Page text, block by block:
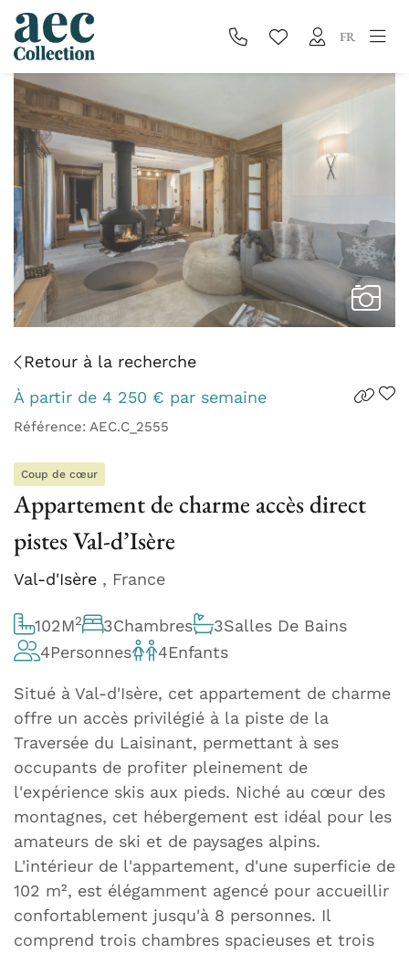
FR
Retour à la recherche
À partir de 4 250 € par semaine
Référence: AEC.C_2555
Coup de cœur
Appartement de charme accès direct
pistes Val-d’Isère
Val-d'Isère , France
102M2 3Chambres 3Salles De Bains
4Personnes 4Enfants
Situé à Val-d'Isère, cet appartement de charme
offre un accès privilégié à la piste de la
Traversée du Laisinant, permettant à ses
occupants de profiter pleinement de
l'expérience skis aux pieds. Niché au cœur des
montagnes, cet hébergement est idéal pour les
amateurs de ski et de paysages alpins.
L'intérieur de l'appartement, d'une superficie de
102 m², est élégamment agencé pour accueillir
confortablement jusqu'à 8 personnes. Il
comprend trois chambres spacieuses et trois